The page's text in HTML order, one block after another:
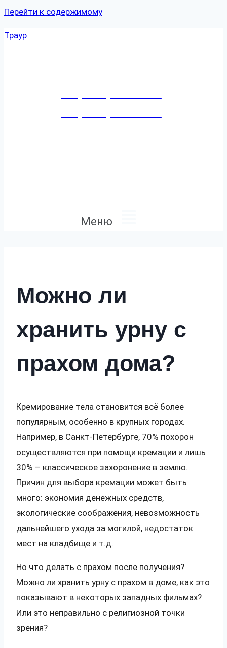
Перейти к содержимому
Траур
Меню
Можно ли
хранить урну с
прахом дома?
Кремирование тела становится всё более
популярным, особенно в крупных городах.
Например, в Санкт-Петербурге, 70% похорон
осуществляются при помощи кремации и лишь
30% – классическое захоронение в землю.
Причин для выбора кремации может быть
много: экономия денежных средств,
экологические соображения, невозможность
дальнейшего ухода за могилой, недостаток
мест на кладбище и т.д.
Но что делать с прахом после получения?
Можно ли хранить урну с прахом в доме, как это
показывают в некоторых западных фильмах?
Или это неправильно с религиозной точки
зрения?